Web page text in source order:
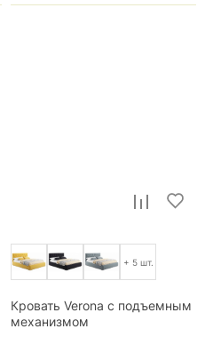
+ 5 шт.
Кровать Verona с подъемным
механизмом